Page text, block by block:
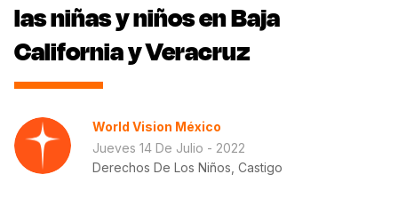
las niñas y niños en Baja
California y Veracruz
World Vision México
Jueves 14 De Julio - 2022
Derechos De Los Niños, Castigo